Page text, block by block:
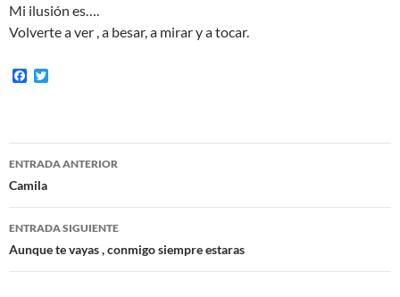
Mi ilusión es….
Volverte a ver , a besar, a mirar y a tocar.
F
o
o
e
r
Navegación
de
entradas
ENTRADA ANTERIOR
Camila
ENTRADA SIGUIENTE
Aunque te vayas , conmigo siempre estaras